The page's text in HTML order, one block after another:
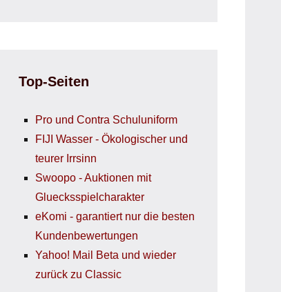
Top-Seiten
Pro und Contra Schuluniform
FIJI Wasser - Ökologischer und
teurer Irrsinn
Swoopo - Auktionen mit
Gluecksspielcharakter
eKomi - garantiert nur die besten
Kundenbewertungen
Yahoo! Mail Beta und wieder
zurück zu Classic